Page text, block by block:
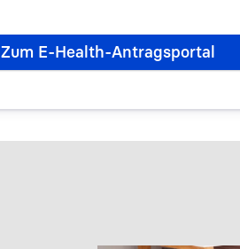
Zum E-Health-Antragsportal